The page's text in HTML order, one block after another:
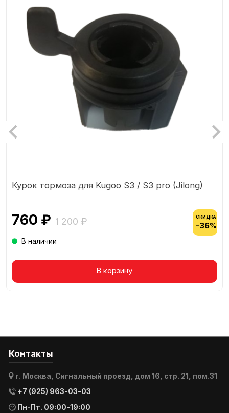
Курок тормоза для Kugoo S3 / S3 pro (Jilong)
760 ₽ 1 200 ₽ СКИДКА
-36%
В наличии
В корзину
Контакты
г. Москва, Сигнальный проезд, дом 16, стр. 21, пом.31
+7 (925) 963-03-03
Пн-Пт. 09:00-19:00